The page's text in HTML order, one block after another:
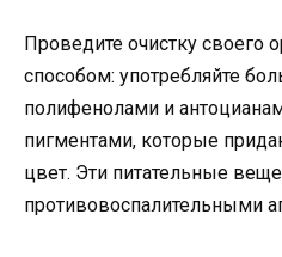
Проведите очистку своего
способом: употребляйте
полифенолами и
пигментами, которые
цвет. Эти питательные
противовоспалительными